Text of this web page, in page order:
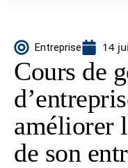
Entreprise 14
Cours de
améliorer
de son